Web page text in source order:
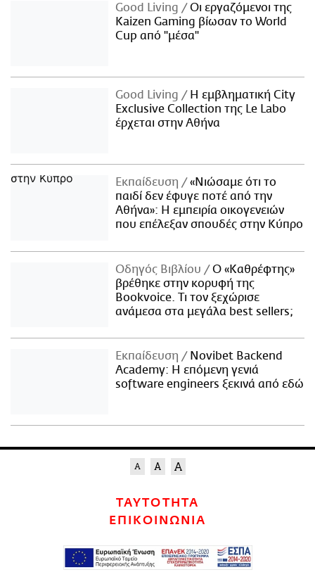
Good Living
Οι εργαζόμενοι της
Kaizen Gaming βίωσαν το World
Cup από "μέσα"
Good Living
Η εμβληματική City
Exclusive Collection της Le Labo
έρχεται στην Αθήνα
Εκπαίδευση
«Νιώσαμε ότι το
παιδί δεν έφυγε ποτέ από την
Αθήνα»: Η εμπειρία οικογενειών
που επέλεξαν σπουδές στην Κύπρο
Οδηγός Βιβλίου
Ο «Καθρέφτης»
βρέθηκε στην κορυφή της
Bookvoice. Τι τον ξεχώρισε
ανάμεσα στα μεγάλα best sellers;
Εκπαίδευση
Novibet Backend
Academy: Η επόμενη γενιά
software engineers ξεκινά από εδώ
ΤΑΥΤΟΤΗΤΑ
ΕΠΙΚΟΙΝΩΝΙΑ